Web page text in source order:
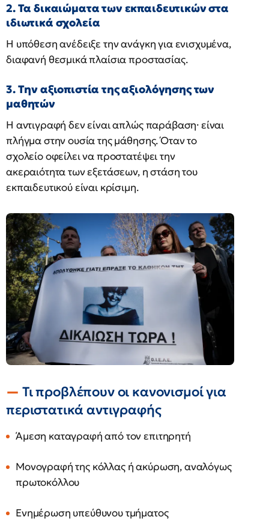
2. Τα δικαιώματα των εκπαιδευτικών στα
ιδιωτικά σχολεία
Η υπόθεση ανέδειξε την ανάγκη για ενισχυμένα,
διαφανή θεσμικά πλαίσια προστασίας.
3. Την αξιοπιστία της αξιολόγησης των
μαθητών
Η αντιγραφή δεν είναι απλώς παράβαση· είναι
πλήγμα στην ουσία της μάθησης. Όταν το
σχολείο οφείλει να προστατέψει την
ακεραιότητα των εξετάσεων, η στάση του
εκπαιδευτικού είναι κρίσιμη.
Τι προβλέπουν οι κανονισμοί για
περιστατικά αντιγραφής
Άμεση καταγραφή από τον επιτηρητή
Μονογραφή της κόλλας ή ακύρωση, αναλόγως
πρωτοκόλλου
Ενημέρωση υπεύθυνου τμήματος